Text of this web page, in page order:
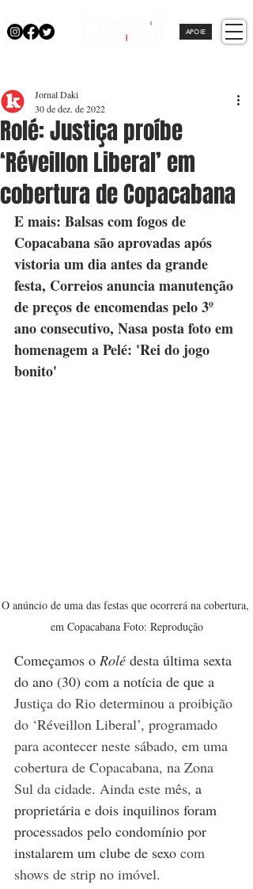
APOIE
Rolé: Justiça proíbe
‘Réveillon Liberal’ em
cobertura de Copacabana
Jornal Daki
30 de dez. de 2022
E mais: Balsas com fogos de
Copacabana são aprovadas após
vistoria um dia antes da grande
festa, Correios anuncia manutenção
de preços de encomendas pelo 3º
ano consecutivo, Nasa posta foto em
homenagem a Pelé: 'Rei do jogo
bonito'
O anúncio de uma das festas que ocorrerá na cobertura,
em Copacabana Foto: Reprodução
Começamos o Rolé desta última sexta
do ano (30) com a notícia de que a
Justiça do Rio determinou a proibição
do ‘Réveillon Liberal’, programado
para acontecer neste sábado, em uma
cobertura de Copacabana, na Zona
Sul da cidade. Ainda este mês, a
proprietária e dois inquilinos foram
processados pelo condomínio por
instalarem um clube de sexo com
shows de strip no imóvel.